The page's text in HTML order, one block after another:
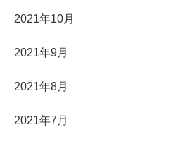
2021年10月
2021年9月
2021年8月
2021年7月